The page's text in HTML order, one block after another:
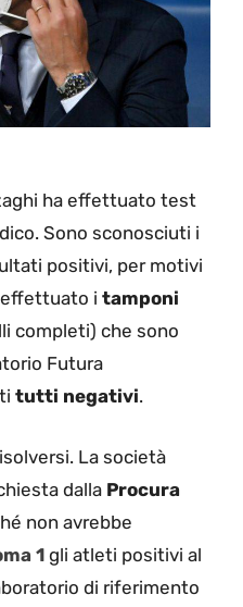
ha effettuato test
Sono sconosciuti i
positivi, per motivi
effettuato i tamponi
completi) che sono
Futura
tutti negativi.
La società
dalla Procura
non avrebbe
1gli atleti positivi al
di riferimento